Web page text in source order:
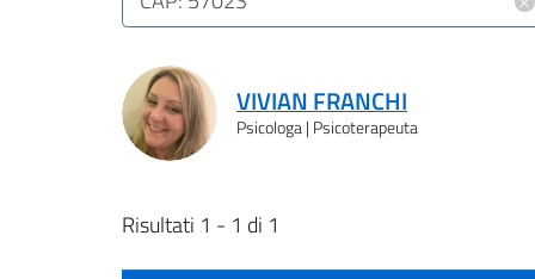
Risultati ricerca
VIVIAN FRANCHI
Psicologa | Psicoterapeuta
Risultati 1 - 1 di 1